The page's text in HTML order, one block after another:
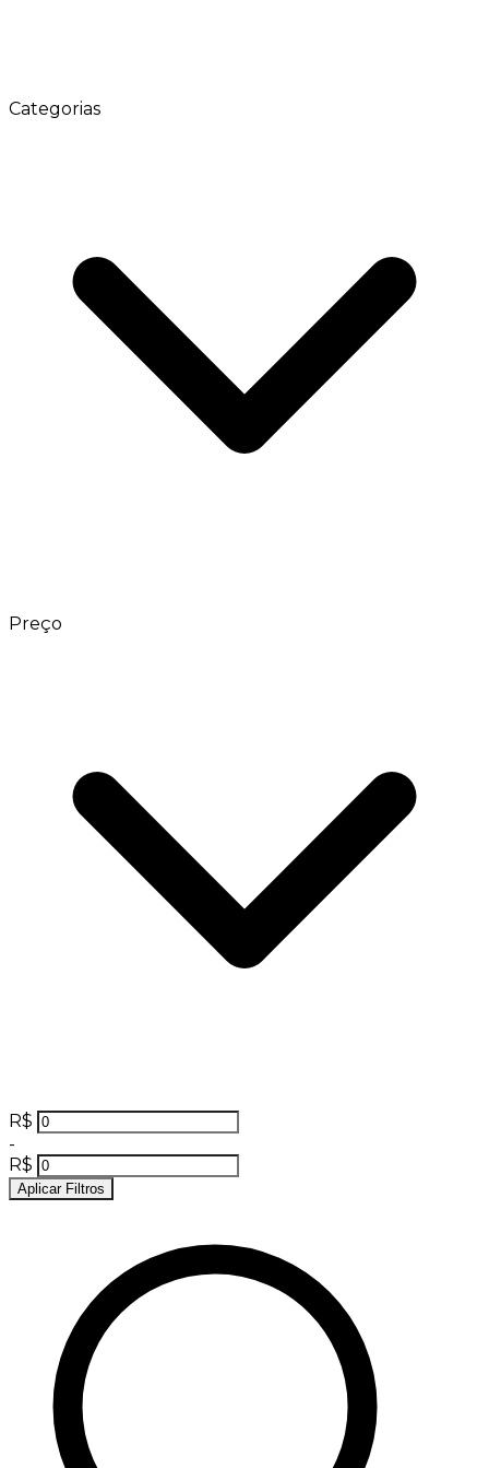
Categorias
Preço
R$
-
R$
Aplicar Filtros